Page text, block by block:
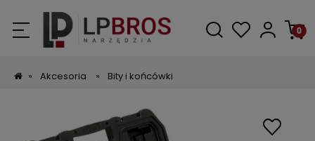
» Akcesoria » Bity i końcówki